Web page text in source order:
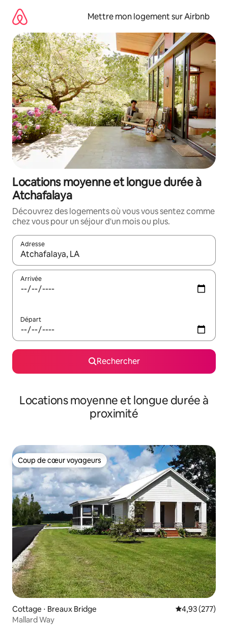
directement
contenu
Mettre mon logement sur Airbnb
Locations moyenne et longue durée à
Atchafalaya
Découvrez des logements où vous vous sentez comme
chez vous pour un séjour d'un mois ou plus.
Adresse
Lorsque les résultats s'affichent, utilisez les flèches vers le
Arrivée
Départ
Rechercher
Locations moyenne et longue durée à
proximité
Coup de cœur voyageurs
Coup de cœur voyageurs
Cottage ⋅ Breaux Bridge Évaluation
4,93 (277)
Mallard Way